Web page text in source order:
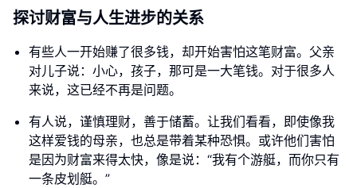
探讨财富与人生进步的关系
有些人一开始赚了很多钱，却开始害怕这笔财富。父亲
对儿子说：小心，孩子，那可是一大笔钱。对于很多人
来说，这已经不再是问题。
有人说，谨慎理财，善于储蓄。让我们看看，即使像我
这样爱钱的母亲，也总是带着某种恐惧。或许他们害怕
是因为财富来得太快，像是说：“我有个游艇，而你只有
一条皮划艇。”